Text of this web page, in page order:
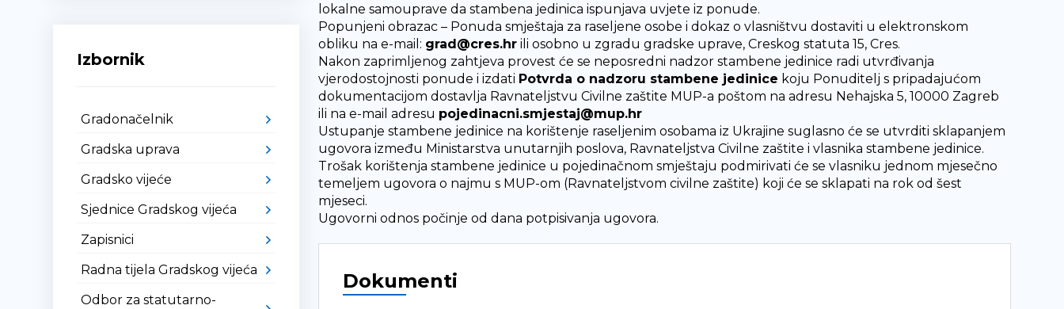
lokalne samouprave da stambena jedinica ispunjava uvjete iz ponude.
Popunjeni obrazac – Ponuda smještaja za raseljene osobe i dokaz o vlasništvu dostaviti u elektronskom
obliku na e-mail: grad@cres.hrili osobno u zgradu gradske uprave, Creskog statuta 15, Cres.
Nakon zaprimljenog zahtjeva provest će se neposredni nadzor stambene jedinice radi utvrđivanja
vjerodostojnosti ponude i izdati Potvrda o nadzoru stambene jedinice koju Ponuditelj s pripadajućom
dokumentacijom dostavlja Ravnateljstvu Civilne zaštite MUP-a poštom na adresu Nehajska 5, 10000 Zagreb
ili na e-mail adresu pojedinacni.smjestaj@mup.hr
Ustupanje stambene jedinice na korištenje raseljenim osobama iz Ukrajine suglasno će se utvrditi sklapanjem
ugovora između Ministarstva unutarnjih poslova, Ravnateljstva Civilne zaštite i vlasnika stambene jedinice.
Trošak korištenja stambene jedinice u pojedinačnom smještaju podmirivati će se vlasniku jednom mjesečno
temeljem ugovora o najmu s MUP-om (Ravnateljstvom civilne zaštite) koji će se sklapati na rok od šest
mjeseci.
Ugovorni odnos počinje od dana potpisivanja ugovora.
Dokumenti
Izbornik
Gradonačelnik
Gradska uprava
Gradsko vijeće
Sjednice Gradskog vijeća
Zapisnici
Radna tijela Gradskog vijeća
Odbor za statutarno-